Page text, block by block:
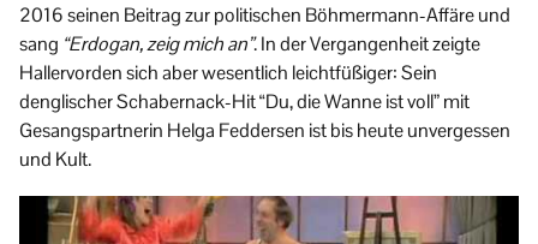
2016 seinen Beitrag zur politischen Böhmermann-Affäre und
sang “Erdogan, zeig mich an”. In der Vergangenheit zeigte
Hallervorden sich aber wesentlich leichtfüßiger: Sein
denglischer Schabernack-Hit “Du, die Wanne ist voll” mit
Gesangspartnerin Helga Feddersen ist bis heute unvergessen
und Kult.